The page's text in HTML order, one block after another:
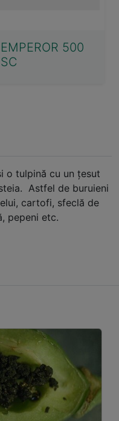
EMPEROR 500
SC
o tulpină cu un țesut
Astfel de buruieni
cartofi, sfeclă de
pepeni etc.